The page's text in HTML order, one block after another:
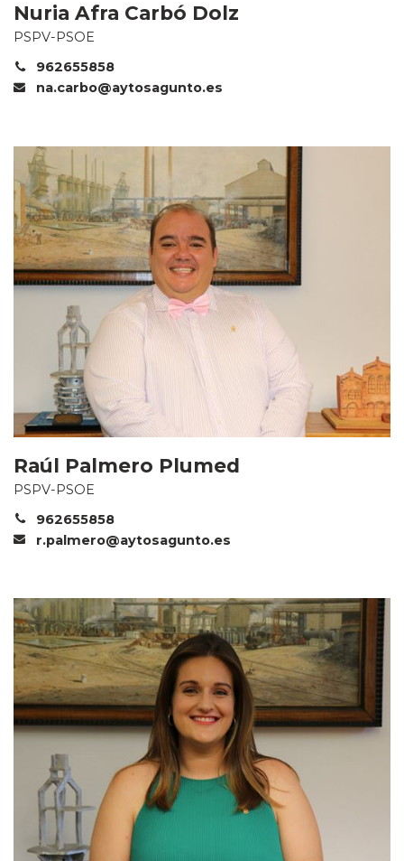
Nuria Afra Carbó Dolz
PSPV-PSOE
962655858
na.carbo@aytosagunto.es
Raúl Palmero Plumed
PSPV-PSOE
962655858
r.palmero@aytosagunto.es